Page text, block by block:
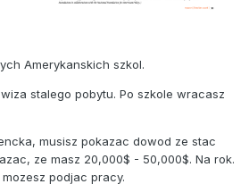
Amerykanskich szkol.
stalego pobytu. Po szkole wracasz
musisz pokazac dowod ze stac
ze masz 20,000$ - 50,000$. Na rok.
podjac pracy.